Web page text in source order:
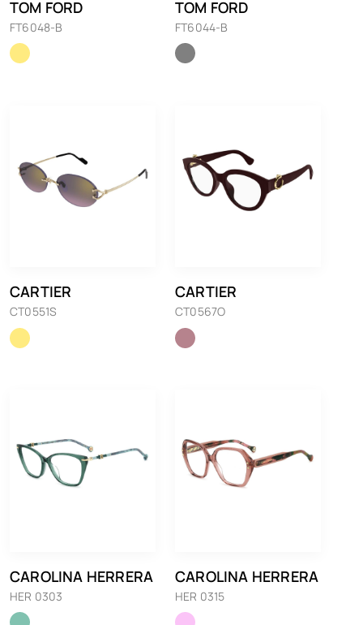
TOM FORD
FT6048-B
TOM FORD
FT6044-B
CARTIER
CT0551S
CARTIER
CT0567O
CAROLINA HERRERA
HER 0303
CAROLINA HERRERA
HER 0315